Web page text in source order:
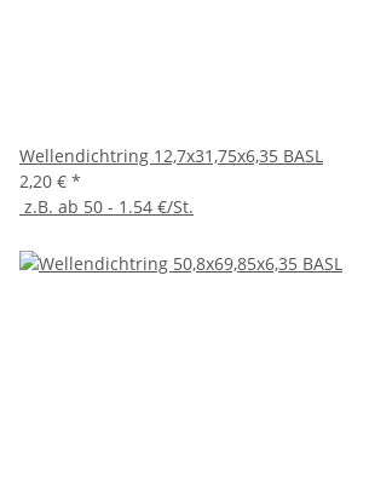
Wellendichtring 12,7x31,75x6,35 BASL
2,20 € *
z.B. ab 50 - 1.54 €/St.